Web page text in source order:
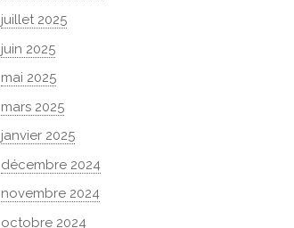
juillet 2025
juin 2025
mai 2025
mars 2025
janvier 2025
décembre 2024
novembre 2024
octobre 2024